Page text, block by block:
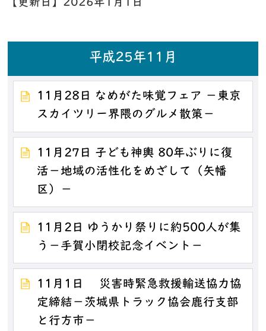
【更新日】 2026年1月1日
平成25年11月
11月28日 なめがた味覚フェア －東京
スカイツリー界隈のグルメ散策－
11月27日 子ども神輿 80年ぶりに復
活－地域の活性化をめざして（矢幡
区）－
11月2日 ゆうかり祭りに約500人が集
う－手賀小閉校記念イベント－
11月1日 災害時緊急救援輸送協力協
定締結－茨城県トラック協会鹿行支部
と行方市－